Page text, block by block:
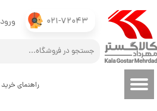
021-72043 ورود
حساب کاربری من
تغییر گذر واژه
سفارشات
راهنمای خرید